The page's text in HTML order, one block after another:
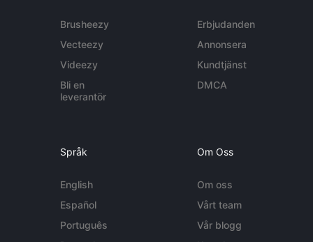
Brusheezy
Vecteezy
Videezy
Bli en
leverantör
Erbjudanden
Annonsera
Kundtjänst
DMCA
Språk
English
Español
Português
Om Oss
Om oss
Vårt team
Vår blogg